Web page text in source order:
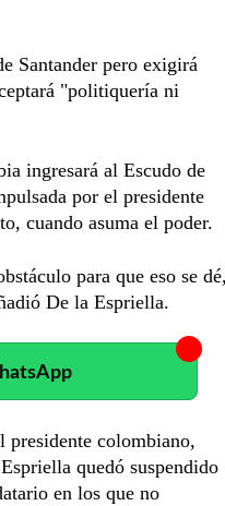
Santander pero exigirá
"politiquería ni
ingresará al Escudo de
por el presidente
cuando asuma el poder.
para que eso se dé,
De la Espriella.
presidente colombiano,
quedó suspendido
en los que no